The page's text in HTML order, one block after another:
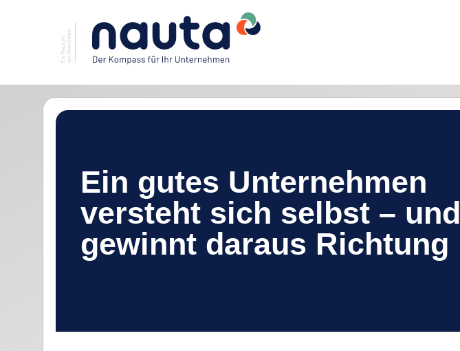
Ein gutes Unternehmen
versteht sich selbst – und
gewinnt daraus Richtung